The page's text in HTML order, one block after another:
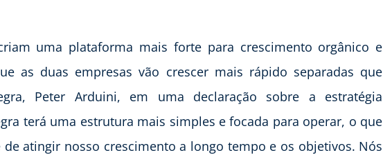
uma plataforma mais forte para crescimento orgânico e
as duas empresas vão crescer mais rápido separadas que
Peter Arduini, em uma declaração sobre a estratégia
terá uma estrutura mais simples e focada para operar, o que
atingir nosso crescimento a longo tempo e os objetivos. Nós